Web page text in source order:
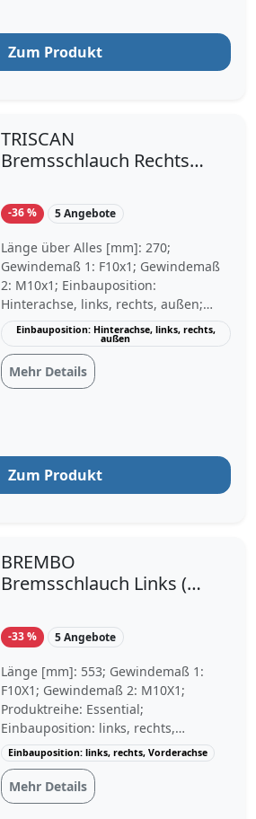
Zum Produkt
TRISCAN
Bremsschlauch Rechts
3 2 4 X1
-36 % 5 Angebote
Länge über Alles [mm]: 270;
Gewindemaß 1: F10x1; Gewindemaß
2: M10x1; Einbauposition:
Hinterachse, links, rechts, außen;
Fahrzeugtyp: 325i Touring, 325i
xDrive Touring, 325i Coupe, 325i
xDrive Coupe, 330i Touring, 330i
xDrive Touring, 335i Coupe, 335i
Einbauposition: Hinterachse, links, rechts,
außen
Mehr Details
Zum Produkt
BREMBO
Bremsschlauch Links (T
-33 % 5 Angebote
Länge [mm]: 553; Gewindemaß 1:
F10X1; Gewindemaß 2: M10X1;
Produktreihe: Essential;
Einbauposition: links, rechts,
Vorderachse; Baujahr ab: 03/2010,
09/2005, 01/2006, 05/2006, 09/2006,
03/2007, 06/2007, 04/2007, 07/2007,
09/2007, 02/2006, 03/2009, 09/2008,
Einbauposition: links, rechts, Vorderachse
Mehr Details